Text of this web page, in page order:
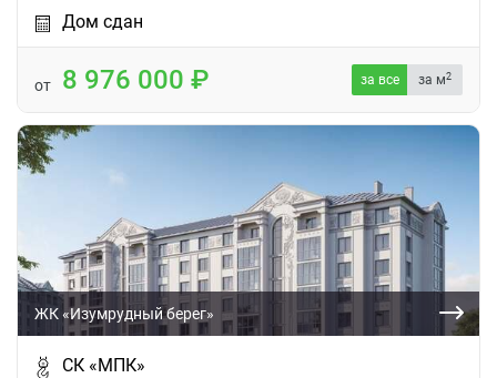
Дом сдан
от 8 976 000 за все за м2
ЖК «Изумрудный берег»
СК «МПК»